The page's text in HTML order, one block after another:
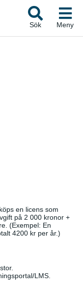
Sök Meny
en licens som
på 2 000 kronor +
(Exempel: En
4200 kr per år.)
LMS.